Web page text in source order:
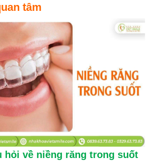
tâm
hỏi về niềng răng trong suốt